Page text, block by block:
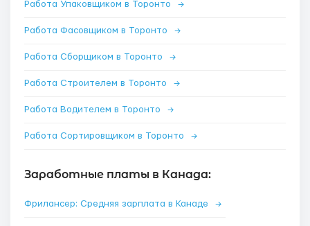
Работа Упаковщиком в Торонто →
Работа Фасовщиком в Торонто →
Работа Сборщиком в Торонто →
Работа Строителем в Торонто →
Работа Водителем в Торонто →
Работа Сортировщиком в Торонто →
Заработные платы в Канада:
Фрилансер: Средняя зарплата в Канаде →